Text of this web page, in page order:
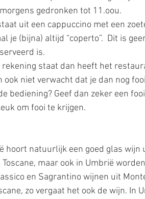
gedronken tot 11.oou.
uit een cappuccino met een
je (bijna) altijd “coperto”.  Dit is
is.
rekening staat dan heeft het
niet verwacht dat je dan nog
bediening? Geef dan zeker een
om fooi te krijgen.
hoort natuurlijk een goed glas wijn
maar ook in Umbrië
en Sagrantino wijnen uit
zo vergaat het ook de wijn. In